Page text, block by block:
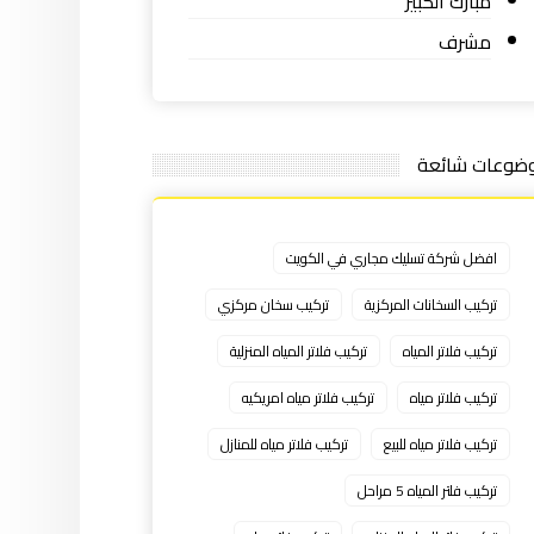
مشرف
شائعة
افضل شركة تسليك مجاري في الكويت
تركيب السخانات المركزية
تركيب سخان مركزي
تركيب فلاتر المياه
تركيب فلاتر المياه المنزلية
تركيب فلاتر مياه
تركيب فلاتر مياه امريكيه
تركيب فلاتر مياه للبيع
تركيب فلاتر مياه للمنازل
تركيب فلتر المياه 5 مراحل